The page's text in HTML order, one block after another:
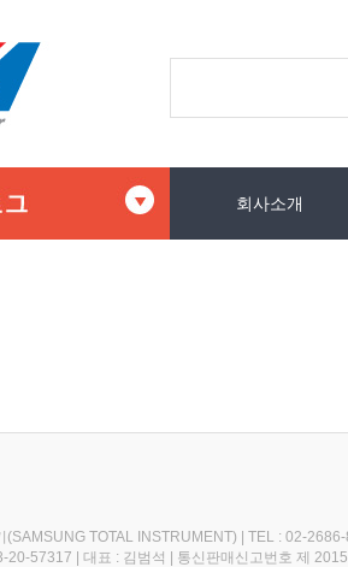
회사소개
(SAMSUNG TOTAL INSTRUMENT) | TEL : 02-
20-57317 | 대표 : 김범석 | 통신판매신고번호 제